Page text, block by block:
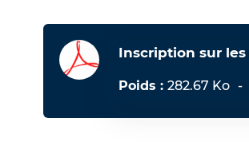
Inscription sur
Poids : 282.67 Ko -